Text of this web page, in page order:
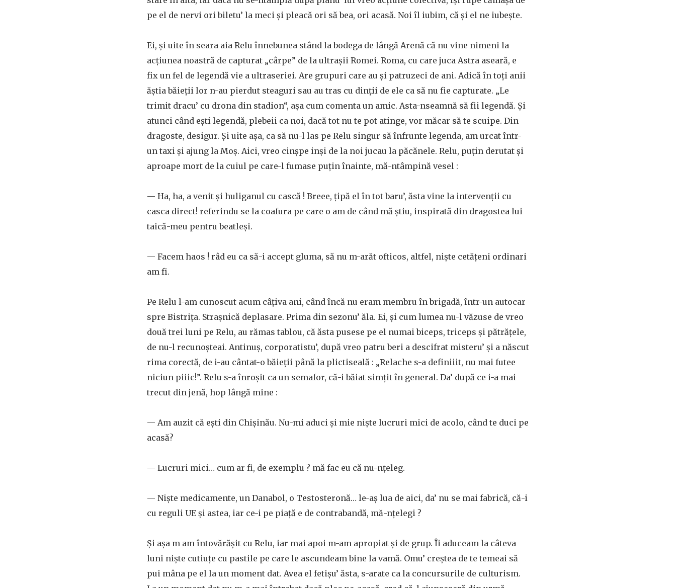
pe el de nervi ori biletu’ la meci şi pleacă ori să bea, ori acasă. Noi îl iubim, că şi el ne iubeşte.
Ei, şi uite în seara aia Relu înnebunea stând la bodega de lângă Arenă că nu vine nimeni la
acţiunea noastră de capturat „cârpe” de la ultraşii Romei. Roma, cu care juca Astra aseară, e
fix un fel de legendă vie a ultraseriei. Are grupuri care au şi patruzeci de ani. Adică în toţi anii
ăştia băieţii lor n-au pierdut steaguri sau au tras cu dinţii de ele ca să nu fie capturate. „Le
trimit dracu’ cu drona din stadion“, aşa cum comenta un amic. Asta-nseamnă să fii legendă. Şi
atunci când eşti legendă, plebeii ca noi, dacă tot nu te pot atinge, vor măcar să te scuipe. Din
dragoste, desigur. Şi uite aşa, ca să nu-l las pe Relu singur să înfrunte legenda, am urcat într-
un taxi şi ajung la Moş. Aici, vreo cinşpe inşi de la noi jucau la păcănele. Relu, puţin derutat şi
aproape mort de la cuiul pe care-l fumase puţin înainte, mă-ntâmpină vesel :
— Ha, ha, a venit şi huliganul cu cască ! Breee, ţipă el în tot baru’, ăsta vine la intervenţii cu
casca direct! referindu se la coafura pe care o am de când mă ştiu, inspirată din dragostea lui
taică-meu pentru beatleşi.
— Facem haos ! râd eu ca să-i accept gluma, să nu m-arăt ofticos, altfel, nişte cetăţeni ordinari
am fi.
Pe Relu l-am cunoscut acum câţiva ani, când încă nu eram membru în brigadă, într-un autocar
spre Bistriţa. Straşnică deplasare. Prima din sezonu’ ăla. Ei, şi cum lumea nu-l văzuse de vreo
două trei luni pe Relu, au rămas tablou, că ăsta pusese pe el numai biceps, triceps şi pătrăţele,
de nu-l recunoşteai. Antinuş, corporatistu’, după vreo patru beri a descifrat misteru’ şi a născut
rima corectă, de i-au cântat-o băieţii până la plictiseală : „Relache s-a definiiit, nu mai futee
niciun piiic!”. Relu s-a înroşit ca un semafor, că-i băiat simţit în general. Da’ după ce i-a mai
trecut din jenă, hop lângă mine :
— Am auzit că eşti din Chişinău. Nu-mi aduci şi mie nişte lucruri mici de acolo, când te duci pe
acasă?
— Lucruri mici… cum ar fi, de exemplu ? mă fac eu că nu-nţeleg.
— Nişte medicamente, un Danabol, o Testosteronă… le-aş lua de aici, da’ nu se mai fabrică, că-i
cu reguli UE şi astea, iar ce-i pe piaţă e de contrabandă, mă-nţelegi ?
Şi aşa m am întovărăşit cu Relu, iar mai apoi m-am apropiat şi de grup. Îi aduceam la câteva
luni nişte cutiuţe cu pastile pe care le ascundeam bine la vamă. Omu’ creştea de te temeai să
pui mâna pe el la un moment dat. Avea el fetişu’ ăsta, s-arate ca la concursurile de culturism.